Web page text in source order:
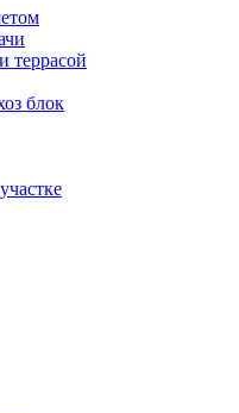
террасой
блок